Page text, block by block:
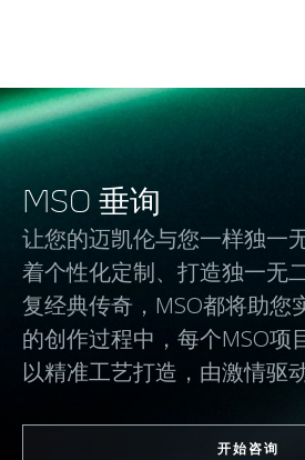
MSO 垂询
让您的迈凯伦与您一样独一
着个性化定制、打造独一无
复经典传奇，MSO都将助您
的创作过程中，每个MSO项
以精准工艺打造，由激情驱动
开始咨询